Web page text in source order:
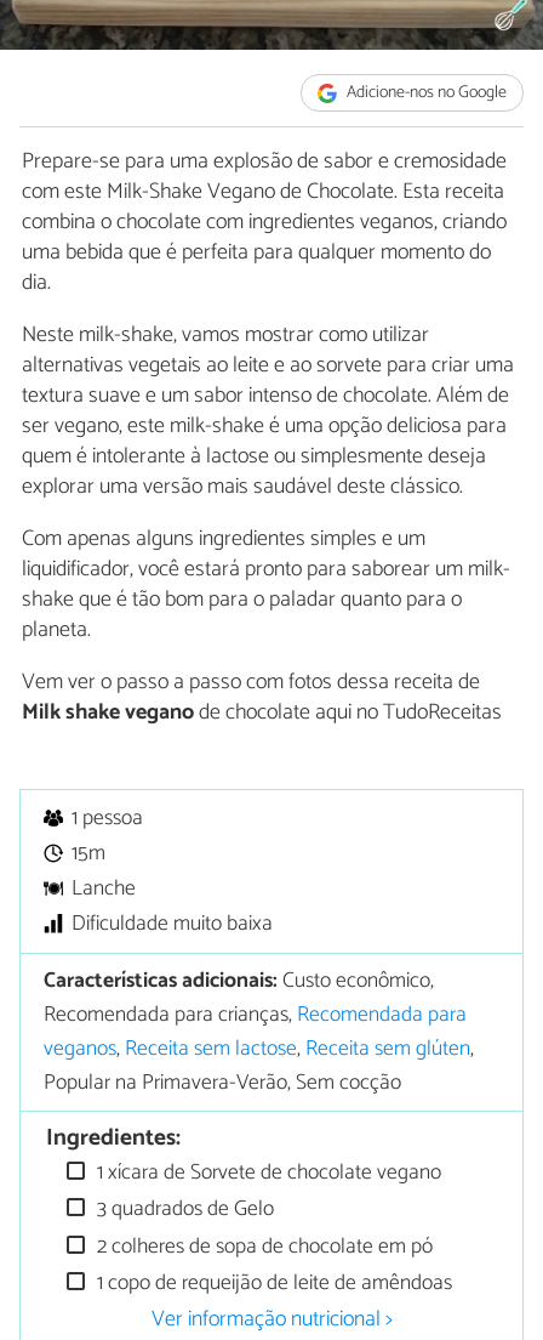
Adicione-nos no Google
Prepare-se para uma explosão de sabor e cremosidade
com este Milk-Shake Vegano de Chocolate. Esta receita
combina o chocolate com ingredientes veganos, criando
uma bebida que é perfeita para qualquer momento do
dia.
Neste milk-shake, vamos mostrar como utilizar
alternativas vegetais ao leite e ao sorvete para criar uma
textura suave e um sabor intenso de chocolate. Além de
ser vegano, este milk-shake é uma opção deliciosa para
quem é intolerante à lactose ou simplesmente deseja
explorar uma versão mais saudável deste clássico.
Com apenas alguns ingredientes simples e um
liquidificador, você estará pronto para saborear um milk-
shake que é tão bom para o paladar quanto para o
planeta.
Vem ver o passo a passo com fotos dessa receita de
Milk shake veganode chocolate aqui no TudoReceitas
1 pessoa
15m
Lanche
Dificuldade muito baixa
Características adicionais:Custo econômico,
Recomendada para crianças,Recomendada para
veganos,Receita sem lactose,Receita sem glúten,
Popular na Primavera-Verão, Sem cocção
Ingredientes:
1 xícara de Sorvete de chocolate vegano
3 quadrados de Gelo
2 colheres de sopa de chocolate em pó
1 copo de requeijão de leite de amêndoas
Ver informação nutricional >